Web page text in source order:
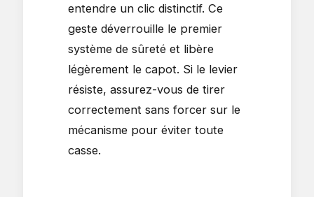
entendre un clic distinctif. Ce
geste déverrouille le premier
système de sûreté et libère
légèrement le capot. Si le levier
résiste, assurez-vous de tirer
correctement sans forcer sur le
mécanisme pour éviter toute
casse.